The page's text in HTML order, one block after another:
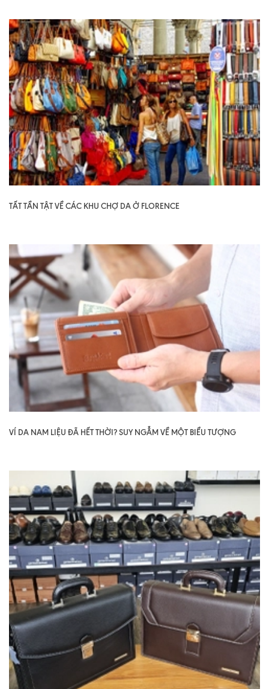
TẤT TẦN TẬT VỀ CÁC KHU CHỢ DA Ở FLORENCE
VÍ DA NAM LIỆU ĐÃ HẾT THỜI? SUY NGẪM VỀ MỘT BIỂU TƯỢNG